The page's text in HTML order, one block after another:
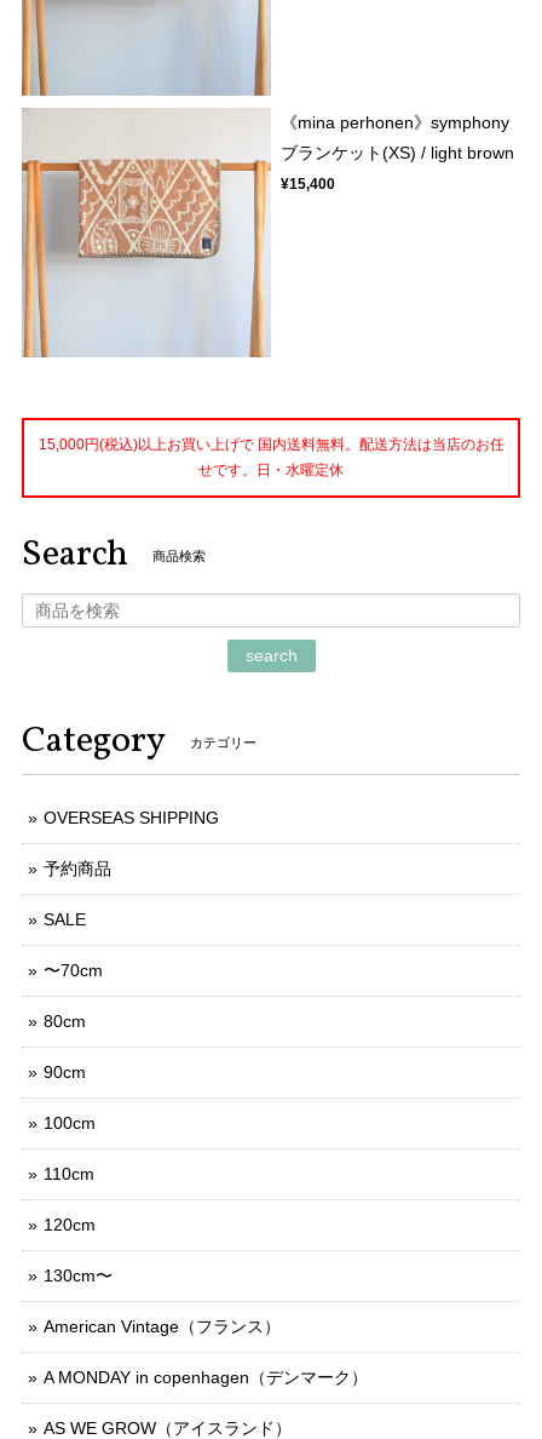
《mina perhonen》symphony
ブランケット(XS) / light brown
¥15,400
15,000円(税込)以上お買い上げで 国内送料無料。配送方法は当店のお任
せです。日・水曜定休
Search 商品検索
search
Category カテゴリー
OVERSEAS SHIPPING
予約商品
SALE
〜70cm
80cm
90cm
100cm
110cm
120cm
130cm〜
American Vintage（フランス）
A MONDAY in copenhagen（デンマーク）
AS WE GROW（アイスランド）